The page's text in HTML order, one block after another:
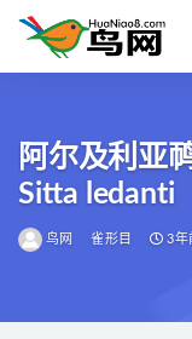
阿尔及利亚
Sitta ledanti
鸟网 雀形目 3年